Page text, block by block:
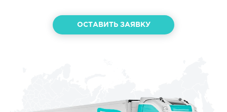
ОСТАВИТЬ ЗАЯВКУ